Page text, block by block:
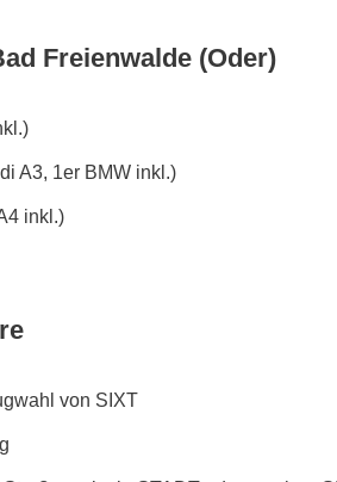
Freienwalde (Oder)
A3, 1er BMW inkl.)
inkl.)
von SIXT